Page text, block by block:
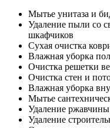
Мытье унитаза и
Удаление пыли со
шкафчиков
Сухая очистка
Влажная уборка
Очистка решетки
Очистка стен и
Влажная уборка
Мытье
Удаление
Удаление